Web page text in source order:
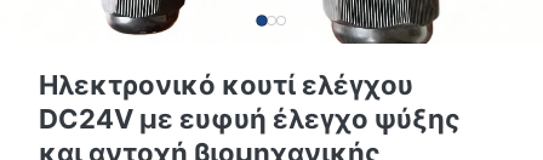
Ηλεκτρονικό κουτί ελέγχου
DC24V με ευφυή έλεγχο ψύξης
και αντοχή βιομηχανικής